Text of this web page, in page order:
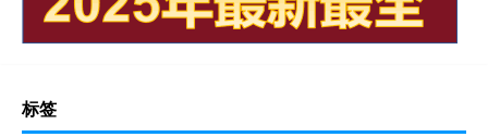
标签